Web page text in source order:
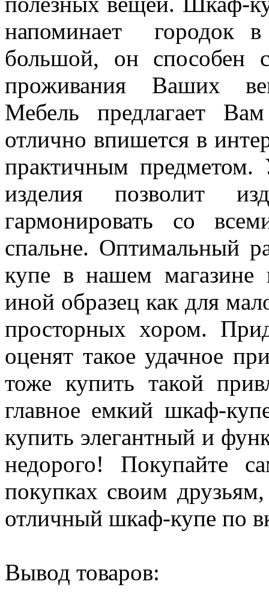
напоминает городок
большой, он способен
проживания Ваших
Мебель предлагает
отлично впишется в
практичным предметом.
изделия позволит
гармонировать со
спальне. Оптимальный
купе в нашем магазине
иной образец как для
просторных хором.
оценят такое удачное
тоже купить такой
главное емкий шкаф-
купить элегантный и
недорого! Покупайте
покупках своим
отличный шкаф-купе по
Вывод товаров: